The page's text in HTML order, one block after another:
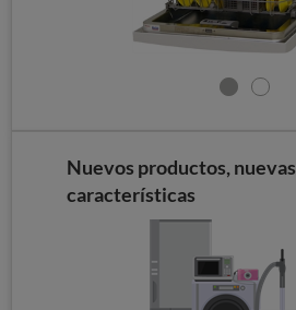
Nuevos productos, nuevas
características